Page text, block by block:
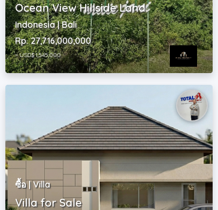
Ocean View Hillside Land
Indonesia | Bali
Rp. 27,716,000,000
~ USD$ 1,545,000
ซื้อ | Villa
Villa for Sale